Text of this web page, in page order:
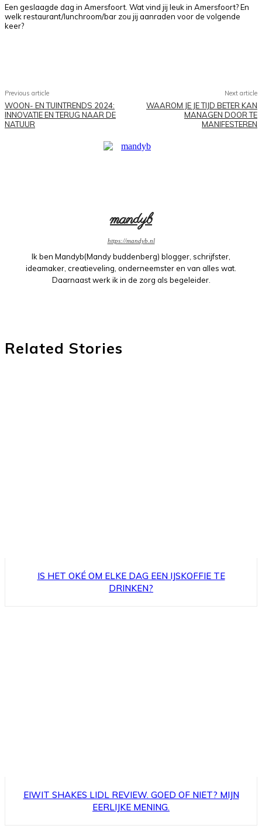
Een geslaagde dag in Amersfoort. Wat vind jij leuk in Amersfoort? En
welk restaurant/lunchroom/bar zou jij aanraden voor de volgende
keer?
Previous article
WOON- EN TUINTRENDS 2024:
INNOVATIE EN TERUG NAAR DE
NATUUR
Next article
WAAROM JE JE TIJD BETER KAN
MANAGEN DOOR TE
MANIFESTEREN
mandyb
https://mandyb.nl
Ik ben Mandyb(Mandy buddenberg) blogger, schrijfster,
ideamaker, creatieveling, onderneemster en van alles wat.
Daarnaast werk ik in de zorg als begeleider.
Related Stories
IS HET OKÉ OM ELKE DAG EEN IJSKOFFIE TE
DRINKEN?
EIWIT SHAKES LIDL REVIEW. GOED OF NIET? MIJN
EERLIJKE MENING.